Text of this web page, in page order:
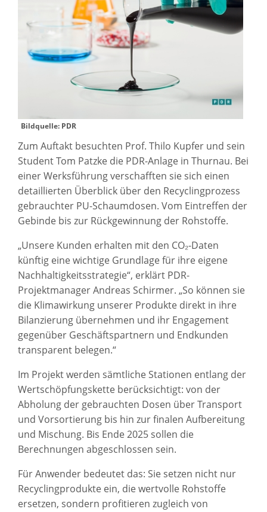
Bildquelle: PDR
Zum Auftakt besuchten Prof. Thilo Kupfer und sein
Student Tom Patzke die PDR-Anlage in Thurnau. Bei
einer Werksführung verschafften sie sich einen
detaillierten Überblick über den Recyclingprozess
gebrauchter PU-Schaumdosen. Vom Eintreffen der
Gebinde bis zur Rückgewinnung der Rohstoffe.
„Unsere Kunden erhalten mit den CO₂-Daten
künftig eine wichtige Grundlage für ihre eigene
Nachhaltigkeitsstrategie“, erklärt PDR-
Projektmanager Andreas Schirmer. „So können sie
die Klimawirkung unserer Produkte direkt in ihre
Bilanzierung übernehmen und ihr Engagement
gegenüber Geschäftspartnern und Endkunden
transparent belegen.“
Im Projekt werden sämtliche Stationen entlang der
Wertschöpfungskette berücksichtigt: von der
Abholung der gebrauchten Dosen über Transport
und Vorsortierung bis hin zur finalen Aufbereitung
und Mischung. Bis Ende 2025 sollen die
Berechnungen abgeschlossen sein.
Für Anwender bedeutet das: Sie setzen nicht nur
Recyclingprodukte ein, die wertvolle Rohstoffe
ersetzen, sondern profitieren zugleich von